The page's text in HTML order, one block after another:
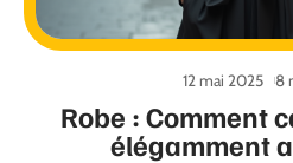
Robe : Comment
élégamment
12 mai 2025 8